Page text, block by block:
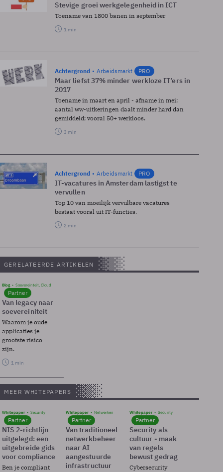
Stevige groei werkgelegenheid in ICT
Toename van 1800 banen in september
1 min
Achtergrond Arbeidsmarkt PRO
Maar liefst 37% minder werkloze IT’ers in
2017
Toename in maart en april - afname in mei;
aantal ww-uitkeringen daalt minder hard dan
gemiddeld; vooral 50+ werkloos.
3 min
Achtergrond Arbeidsmarkt PRO
IT-vacatures in Amsterdam lastigst te
vervullen
Top 10 van moeilijk vervulbare vacatures
bestaat vooral uit IT-functies.
2 min
GERELATEERDE ARTIKELEN
Blog Soevereinteit, Cloud
Partner
Van legacy naar
soevereiniteit
Waarom je oude
applicaties je
grootste risico
zijn.
1 min
MEER WHITEPAPERS
Whitepaper Security
Partner
NIS 2-richtlijn
uitgelegd: een
uitgebreide gids
voor compliance
Ben je compliant
Whitepaper Netwerken
Partner
Van traditioneel
netwerkbeheer
naar AI
aangestuurde
infrastructuur
Whitepaper Security
Partner
Security als
cultuur - maak
van regels
bewust gedrag
Cybersecurity